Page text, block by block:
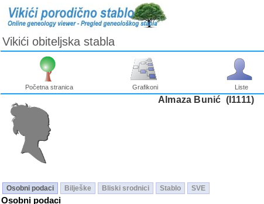
Vikići obiteljska stabla
Početna stranica Grafikoni Liste
Almaza Bunić ‎(I1111)‎
Osobni podaci Bilješke Bliski srodnici Stablo SVE
Osobni podaci